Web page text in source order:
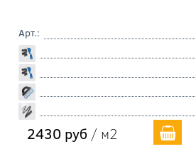
Арт.:
2430 руб / м2